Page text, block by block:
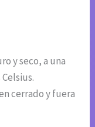
y seco, a una
cerrado y fuera